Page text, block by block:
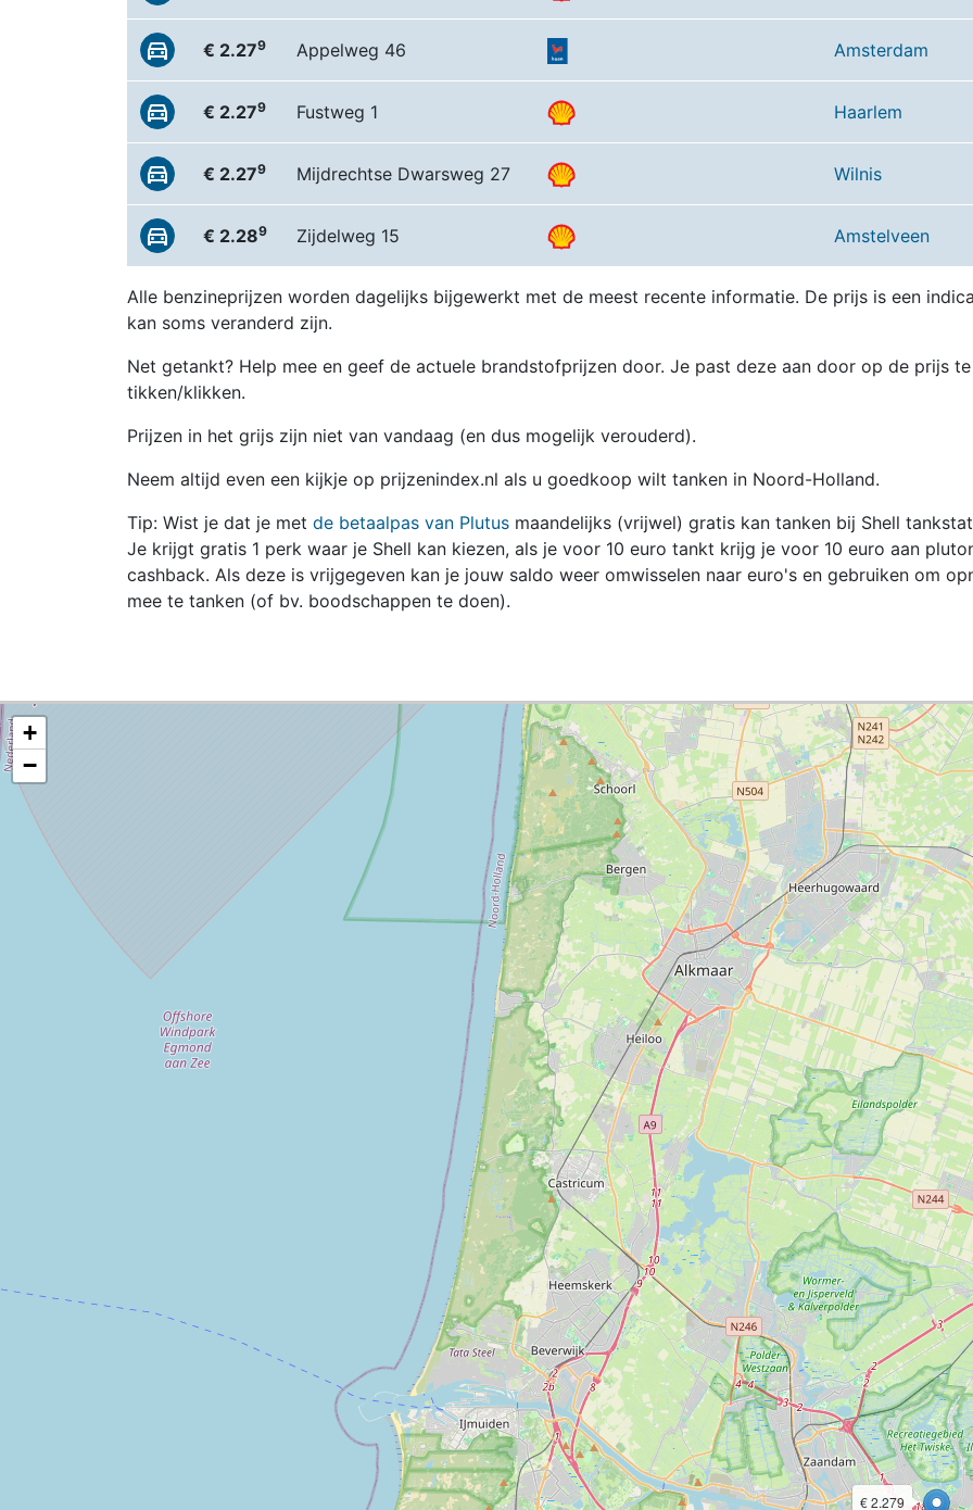
€ 2.279 Appelweg 46 Amsterdam
€ 2.279 Fustweg 1 Haarlem
€ 2.279 Mijdrechtse Dwarsweg 27 Wilnis
€ 2.289 Zijdelweg 15 Amstelveen
Alle benzineprijzen worden dagelijks bijgewerkt met de meest recente informatie. De prijs is een
kan soms veranderd zijn.
Net getankt? Help mee en geef de actuele brandstofprijzen door. Je past deze aan door op de prijs te
tikken/klikken.
Prijzen in het grijs zijn niet van vandaag (en dus mogelijk verouderd).
Neem altijd even een kijkje op prijzenindex.nl als u goedkoop wilt tanken in Noord-Holland.
Tip: Wist je dat je met de betaalpas van Plutus maandelijks (vrijwel) gratis kan tanken bij Shell
Je krijgt gratis 1 perk waar je Shell kan kiezen, als je voor 10 euro tankt krijg je voor 10 euro aan
cashback. Als deze is vrijgegeven kan je jouw saldo weer omwisselen naar euro's en gebruiken om
mee te tanken (of bv. boodschappen te doen).
€ 2.279
+
−